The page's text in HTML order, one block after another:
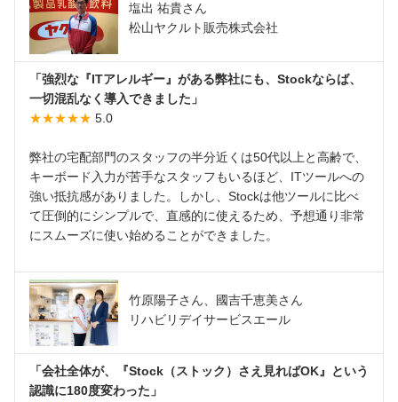
塩出 祐貴さん
松山ヤクルト販売株式会社
「強烈な『ITアレルギー』がある弊社にも、Stockならば、
一切混乱なく導入できました」
★★★★★ 5.0
弊社の宅配部門のスタッフの半分近くは50代以上と高齢で、
キーボード入力が苦手なスタッフもいるほど、ITツールへの
強い抵抗感がありました。しかし、Stockは他ツールに比べ
て圧倒的にシンプルで、直感的に使えるため、予想通り非常
にスムーズに使い始めることができました。
竹原陽子さん、國吉千恵美さん
リハビリデイサービスエール
「会社全体が、『Stock（ストック）さえ見ればOK』という
認識に180度変わった」